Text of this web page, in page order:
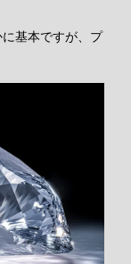
基本ですが、プ